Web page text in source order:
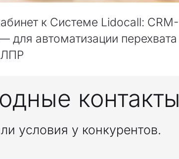
к Системе Lidocall: CRM-
для автоматизации перехвата
ЛПР
условия у конкурентов.